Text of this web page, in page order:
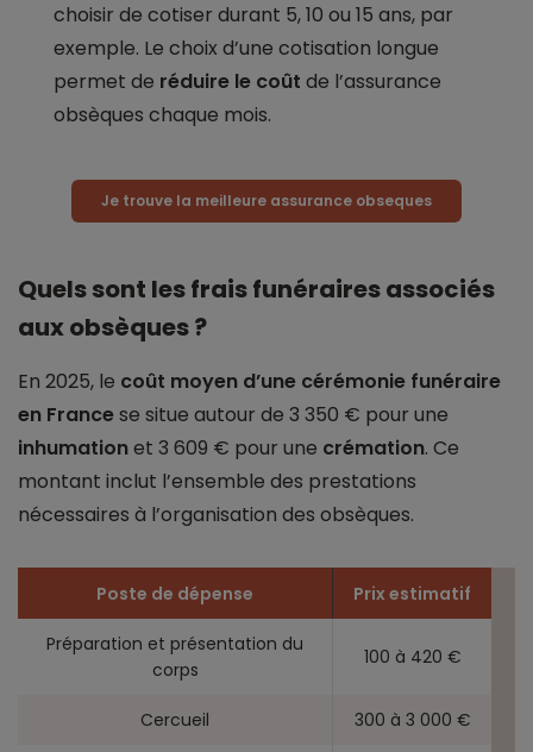
choisir de cotiser durant 5, 10 ou 15 ans, par
exemple. Le choix d’une cotisation longue
permet de réduire le coût de l’assurance
obsèques chaque mois.
Je trouve la meilleure assurance obseques
Quels sont les frais funéraires associés
aux obsèques ?
En 2025, le coût moyen d’une cérémonie funéraire
en Francese situe autour de 3 350 € pour une
inhumationet 3 609 € pour une crémation. Ce
montant inclut l’ensemble des prestations
nécessaires à l’organisation des obsèques.
Poste de dépense Prix estimatif
Préparation et présentation du
corps
100 à 420 €
Cercueil 300 à 3 000 €